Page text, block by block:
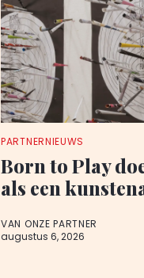
PARTNERNIEUWS
Born to Play
als een
VAN ONZE PARTNER
augustus 6, 2026